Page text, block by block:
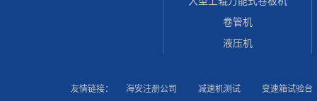
卷管机
液压机
友情链接： 海安注册公司 减速机测试 变速箱试验台